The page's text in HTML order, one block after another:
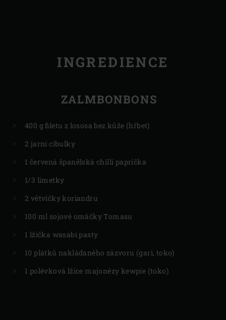
INGREDIENCE
ZALMBONBONS
400 g filetu z lososa bez kůže (hřbet)
2 jarní cibulky
1 červená španělská chilli paprička
1/3 limetky
2 větvičky koriandru
100 ml sojové omáčky Tomasu
1 lžička wasabi pasty
10 plátků nakládaného zázvoru (gari, toko)
1 polévková lžíce majonézy kewpie (toko)